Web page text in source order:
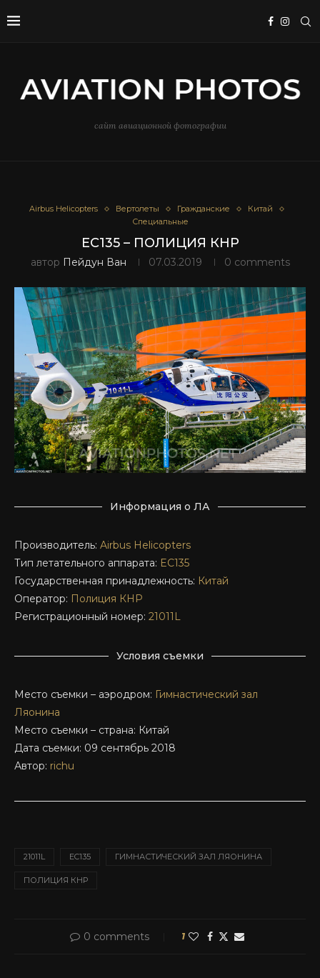
сайт авиационной фотографии
Airbus Helicopters Вертолеты Гражданские
Китай
Специальные
EC135 – ПОЛИЦИЯ КНР
автор Пейдун Ван 07.03.2019 0 comments
Информация о ЛА
Производитель: Airbus Helicopters
Тип летательного аппарата: EC135
Государственная принадлежность: Китай
Оператор: Полиция КНР
Регистрационный номер: 21011L
Условия съемки
Место съемки – аэродром: Гимнастический зал
Ляонина
Место съемки – страна: Китай
Дата съемки: 09 сентябрь 2018
Автор: richu
21011L EC135 ГИМНАСТИЧЕСКИЙ ЗАЛ ЛЯОНИНА
ПОЛИЦИЯ КНР
0 comments 1